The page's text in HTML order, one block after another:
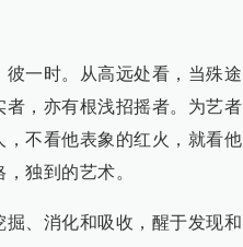
一时。从高远处看，当殊途
，亦有根浅招摇者。为艺者
不看他表象的红火，就看他
独到的艺术。
、消化和吸收，醒于发现和